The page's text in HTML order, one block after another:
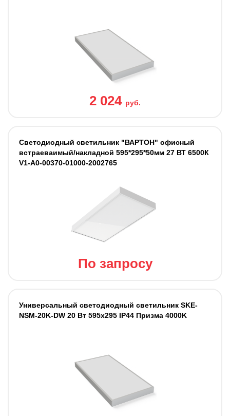
2 024 руб.
Светодиодный светильник "ВАРТОН" офисный
встраеваимый/накладной 595*295*50мм 27 ВТ 6500К
V1-A0-00370-01000-2002765
По запросу
Универсальный светодиодный светильник SKE-
NSM-20K-DW 20 Вт 595x295 IP44 Призма 4000K